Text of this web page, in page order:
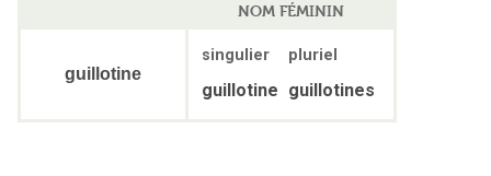
NOM FÉMININ
guillotine
singulier pluriel
guillotine guillotines